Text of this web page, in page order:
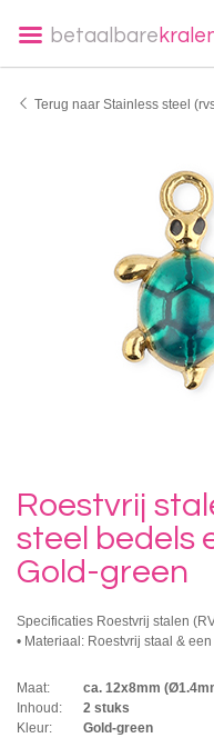
betaalbare
Terug naar Stainless steel
Roestvrij
steel bedels
Gold-green
Specificaties Roestvrij stalen
• Materiaal: Roestvrij staal &
Maat:
ca. 12x8mm
Inhoud:
2 stuks
Kleur:
Gold-green